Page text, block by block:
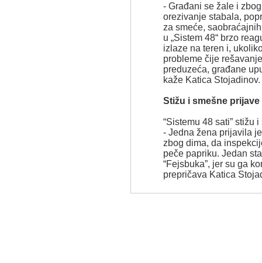
- Građani se žale i
orezivanje stabala,
za smeće,
u „Sistem 48“ brzo
izlaze na teren i,
probleme čije
preduzeća, građane
kaže Katica Stojadinov.
Stižu i smešne prijave
“Sistemu 48 sati” stižu
- Jedna žena prijavila
zbog dima, da
peče papriku. Jedan
“Fejsbuka”, jer su ga
prepričava Katica